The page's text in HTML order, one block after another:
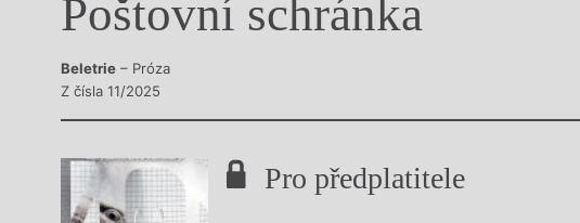
Výroční cenyPoštovní schránka
Beletrie – Próza
Z čísla 11/2025
Pro předplatitele